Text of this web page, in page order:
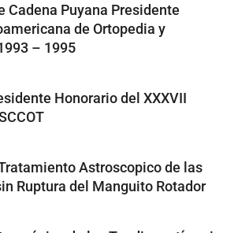
Cadena Puyana Presidente
de Ortopedia y
– 1995
Honorario del XXXVII
Astroscopico de las
Ruptura del Manguito Rotador